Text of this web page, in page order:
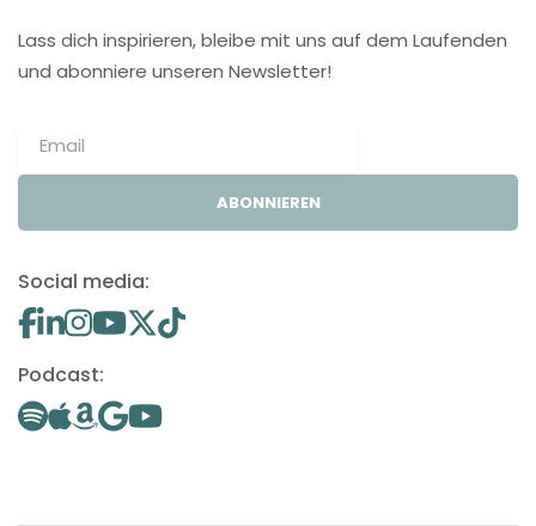
Lass dich inspirieren, bleibe mit uns auf dem Laufenden
und abonniere unseren Newsletter!
ABONNIEREN
Social media:
Podcast: